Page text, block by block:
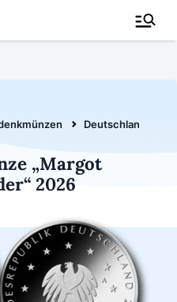
Deutschland 2026
„Margot
2026